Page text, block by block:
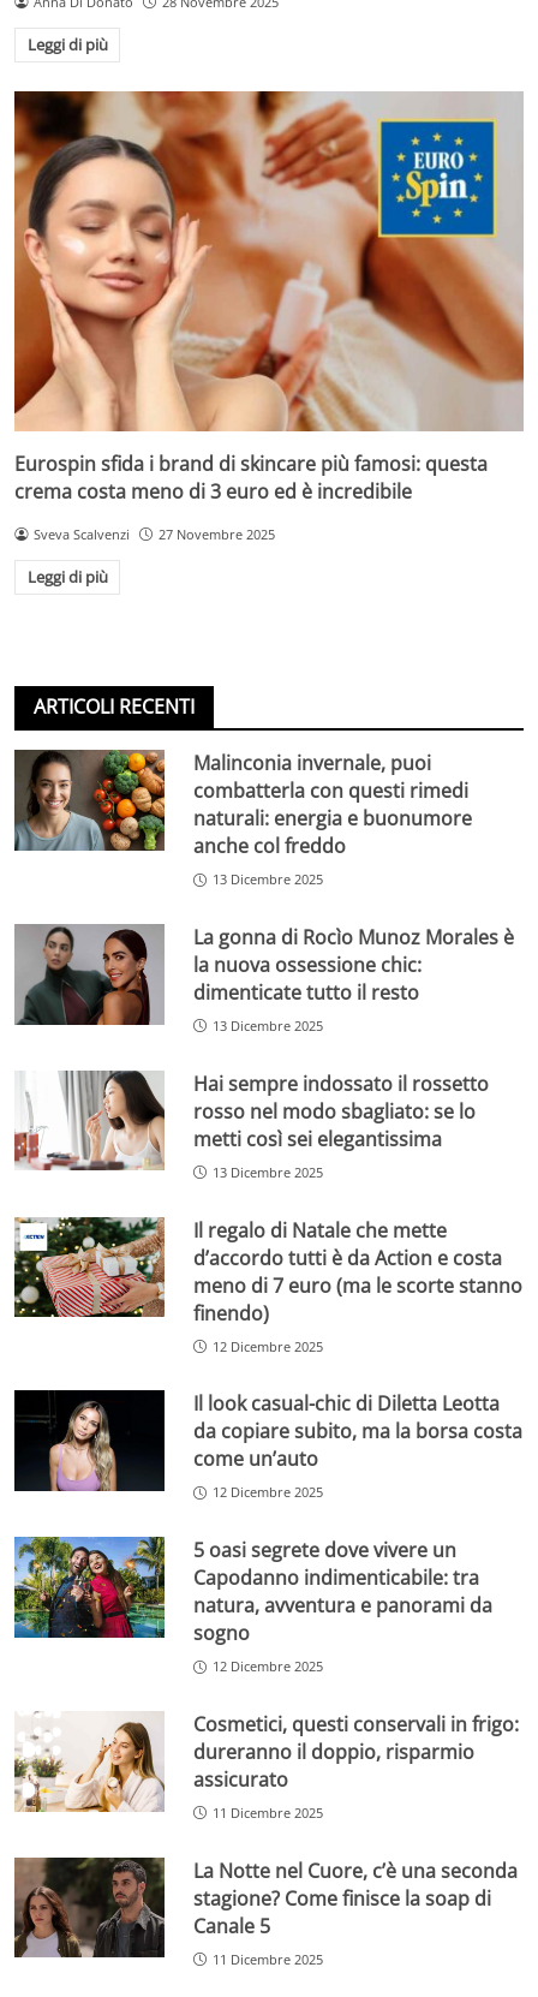
Leggi di più
Eurospin sfida i brand di skincare più famosi: questa
crema costa meno di 3 euro ed è incredibile
Sveva Scalvenzi 27 Novembre 2025
Leggi di più
ARTICOLI RECENTI
Malinconia invernale, puoi
combatterla con questi rimedi
naturali: energia e buonumore
anche col freddo
13 Dicembre 2025
La gonna di Rocìo Munoz Morales è
la nuova ossessione chic:
dimenticate tutto il resto
13 Dicembre 2025
Hai sempre indossato il rossetto
rosso nel modo sbagliato: se lo
metti così sei elegantissima
13 Dicembre 2025
Il regalo di Natale che mette
d’accordo tutti è da Action e costa
meno di 7 euro (ma le scorte stanno
finendo)
12 Dicembre 2025
Il look casual-chic di Diletta Leotta
da copiare subito, ma la borsa costa
come un’auto
12 Dicembre 2025
5 oasi segrete dove vivere un
Capodanno indimenticabile: tra
natura, avventura e panorami da
sogno
12 Dicembre 2025
Cosmetici, questi conservali in frigo:
dureranno il doppio, risparmio
assicurato
11 Dicembre 2025
La Notte nel Cuore, c’è una seconda
stagione? Come finisce la soap di
Canale 5
11 Dicembre 2025